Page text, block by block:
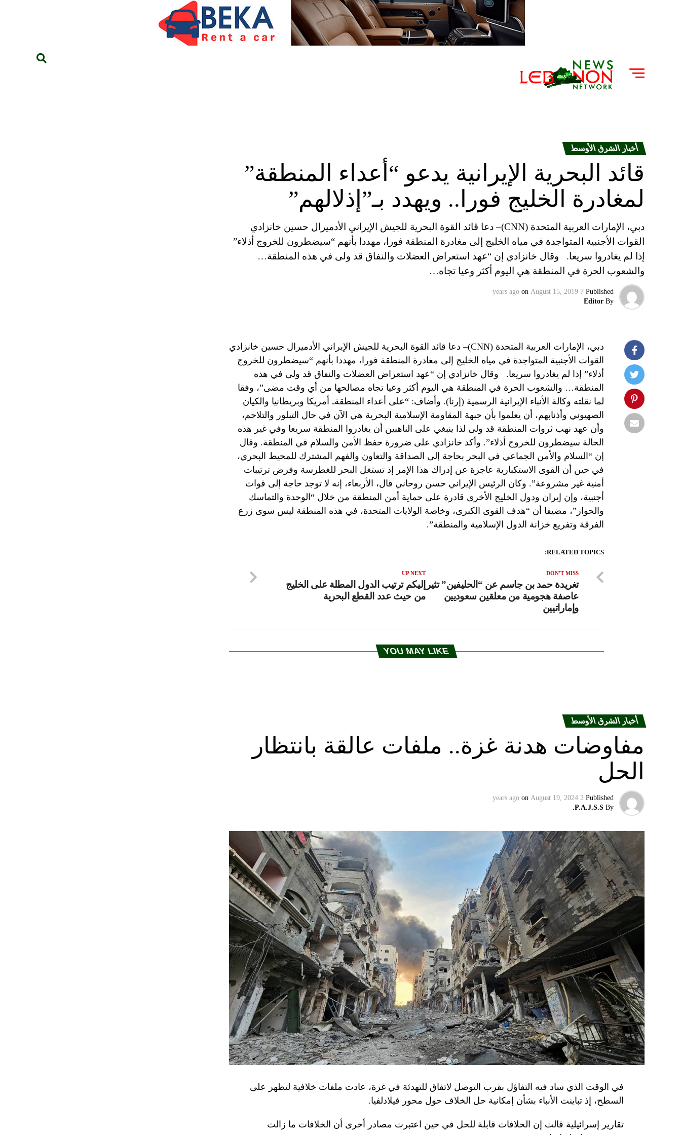
أخبار الشرق الأوسط
قائد البحرية الإيرانية يدعو “أعداء المنطقة”
لمغادرة الخليج فورا.. ويهدد بـ”إذلالهم”
دبي، الإمارات العربية المتحدة (CNN)– دعا قائد القوة البحرية للجيش الإيراني الأدميرال حسين خانزادي
القوات الأجنبية المتواجدة في مياه الخليج إلى مغادرة المنطقة فورا، مهددا بأنهم “سيضطرون للخروج أذلاء”
إذا لم يغادروا سريعا. وقال خانزادي إن “عهد استعراض العضلات والنفاق قد ولى في هذه المنطقة…
والشعوب الحرة في المنطقة هي اليوم أكثر وعيا تجاه…
Published
7 years ago
on August 15, 2019
By
Editor
دبي، الإمارات العربية المتحدة (CNN)– دعا قائد القوة البحرية للجيش الإيراني الأدميرال حسين خانزادي
القوات الأجنبية المتواجدة في مياه الخليج إلى مغادرة المنطقة فورا، مهددا بأنهم “سيضطرون للخروج
أذلاء” إذا لم يغادروا سريعا. وقال خانزادي إن “عهد استعراض العضلات والنفاق قد ولى في هذه
المنطقة… والشعوب الحرة في المنطقة هي اليوم أكثر وعيا تجاه مصالحها من أي وقت مضى”، وفقا
لما نقلته وكالة الأنباء الإيرانية الرسمية (إرنا). وأضاف: “على أعداء المنطقةـ أمريكا وبريطانيا والكيان
الصهيوني وأذنابهم، أن يعلموا بأن جبهة المقاومة الإسلامية البحرية هي الآن في حال التبلور والتلاحم،
وأن عهد نهب ثروات المنطقة قد ولى لذا ينبغي على الناهبين أن يغادروا المنطقة سريعا وفي غير هذه
الحالة سيضطرون للخروج أذلاء”. وأكد خانزادي على ضرورة حفظ الأمن والسلام في المنطقة. وقال
إن “السلام والأمن الجماعي في البحر بحاجة إلى الصداقة والتعاون والفهم المشترك للمحيط البحري،
في حين أن القوى الاستكبارية عاجزة عن إدراك هذا الإمر إذ تستغل البحر للغطرسة وفرض ترتيبات
أمنية غير مشروعة”. وكان الرئيس الإيراني حسن روحاني قال، الأربعاء، إنه لا توجد حاجة إلى قوات
أجنبية، وإن إيران ودول الخليج الأخرى قادرة على حماية أمن المنطقة من خلال “الوحدة والتماسك
والحوار”، مضيفا أن “هدف القوى الكبرى، وخاصة الولايات المتحدة، في هذه المنطقة ليس سوى زرع
الفرقة وتفريغ خزانة الدول الإسلامية والمنطقة”.
RELATED TOPICS:
UP NEXT
إليكم ترتيب الدول المطلة على الخليج
من حيث عدد القطع البحرية
DON'T MISS
تغريدة حمد بن جاسم عن “الحليفين” تثير
عاصفة هجومية من معلقين سعوديين
وإماراتيين
YOU MAY LIKE
أخبار الشرق الأوسط
مفاوضات هدنة غزة.. ملفات عالقة بانتظار
الحل
Published
2 years ago
on August 19, 2024
By
P.A.J.S.S.
في الوقت الذي ساد فيه التفاؤل بقرب التوصل لاتفاق للتهدئة في غزة، عادت ملفات خلافية لتظهر على
السطح، إذ تباينت الأنباء بشأن إمكانية حل الخلاف حول محور فيلادلفيا.
تقارير إسرائيلية قالت إن الخلافات قابلة للحل في حين اعتبرت مصادر أخرى أن الخلافات ما زالت